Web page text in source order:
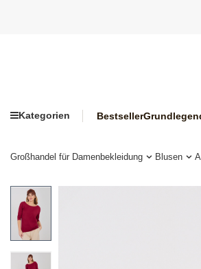
Kategorien Bestseller
Großhandel für Damenbekleidung Blusen